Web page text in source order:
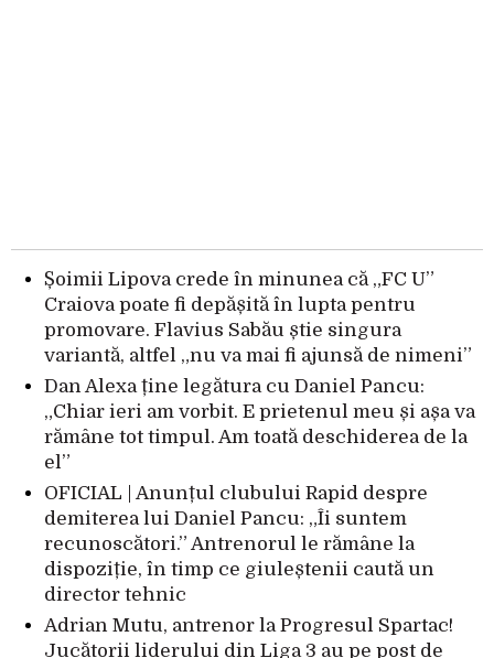
Șoimii Lipova crede în minunea că „FC U”
Craiova poate fi depășită în lupta pentru
promovare. Flavius Sabău știe singura
variantă, altfel „nu va mai fi ajunsă de nimeni”
Dan Alexa ține legătura cu Daniel Pancu:
„Chiar ieri am vorbit. E prietenul meu și așa va
rămâne tot timpul. Am toată deschiderea de la
el”
OFICIAL | Anunțul clubului Rapid despre
demiterea lui Daniel Pancu: „Îi suntem
recunoscători.” Antrenorul le rămâne la
dispoziție, în timp ce giuleștenii caută un
director tehnic
Adrian Mutu, antrenor la Progresul Spartac!
Jucătorii liderului din Liga 3 au pe post de